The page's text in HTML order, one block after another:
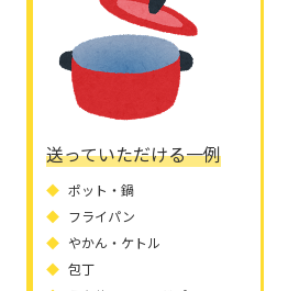
送っていただける一例
ポット・鍋
フライパン
やかん・ケトル
包丁